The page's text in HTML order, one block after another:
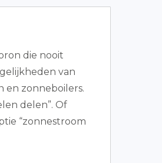
die nooit
van
en zonneboilers.
delen”. Of
“zonnestroom